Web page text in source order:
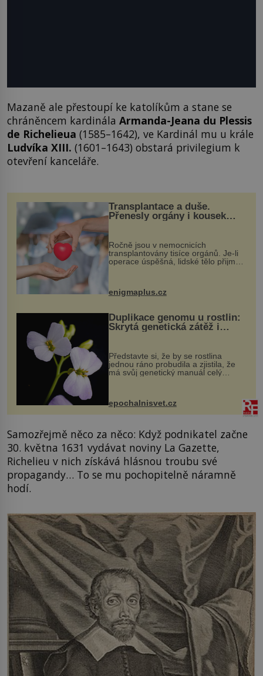
Mazaně ale přestoupí ke katolíkům a stane se
chráněncem kardinála Armanda-Jeana du Plessis
de Richelieua (1585–1642), ve Kardinál mu u krále
Ludvíka XIII. (1601–1643) obstará privilegium k
otevření kanceláře.
Transplantace a duše.
Přenesly orgány i kousek
Ročně jsou v nemocnicích
transplantovány tisíce orgánů. Je-li
operace úspěšná, lidské tělo přijme
enigmaplus.cz
Duplikace genomu u rostlin:
Skrytá genetická zátěž i
Představte si, že by se rostlina
jednou ráno probudila a zjistila, že
má svůj genetický manuál celý
vstupenka...
epochalnisvet.cz
Samozřejmě něco za něco: Když podnikatel začne
30. května 1631 vydávat noviny La Gazette,
Richelieu v nich získává hlásnou troubu své
propagandy… To se mu pochopitelně náramně
hodí.